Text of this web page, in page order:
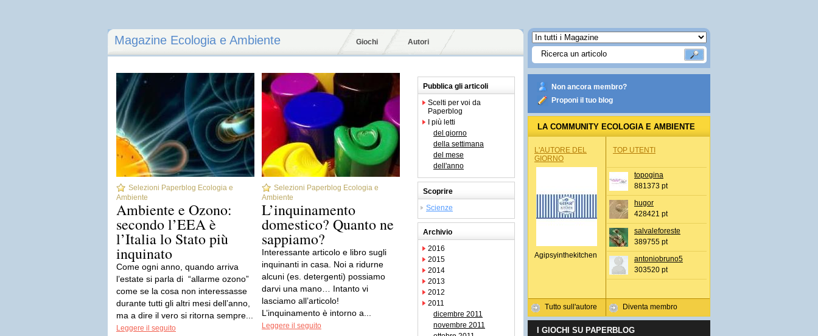
Magazine Ecologia e Ambiente Giochi Autori
Selezioni Paperblog Ecologia e
Ambiente
Ambiente e Ozono:
secondo l’EEA è
l’Italia lo Stato più
inquinato
Come ogni anno, quando arriva
l’estate si parla di “allarme ozono”
come se la cosa non interessasse
durante tutti gli altri mesi dell’anno,
ma a dire il vero si ritorna sempre...
Leggere il seguito
Selezioni Paperblog Ecologia e
Ambiente
L’inquinamento
domestico? Quanto ne
sappiamo?
Interessante articolo e libro sugli
inquinanti in casa. Noi a ridurne
alcuni (es. detergenti) possiamo
darvi una mano… Intanto vi
lasciamo all’articolo!
L’inquinamento è intorno a...
Leggere il seguito
Pubblica gli articoli
Scelti per voi da
Paperblog
I più letti
del giorno
della settimana
del mese
dell'anno
Scoprire
Scienze
Archivio
2016
2015
2014
2013
2012
2011
dicembre 2011
novembre 2011
Non ancora membro?
Proponi il tuo blog
LA COMMUNITY ECOLOGIA E AMBIENTE
L'AUTORE DEL
GIORNO
Agipsyinthekitchen
Tutto sull'autore
TOP UTENTI
topogina
881373 pt
hugor
428421 pt
salvaleforeste
389755 pt
antoniobruno5
303520 pt
Diventa membro
I GIOCHI SU PAPERBLOG